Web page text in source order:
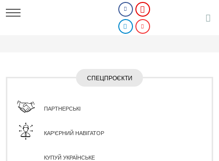
СПЕЦПРОЄКТИ
ПАРТНЕРСЬКІ
КАР'ЄРНИЙ НАВІГАТОР
КУПУЙ УКРАЇНСЬКЕ